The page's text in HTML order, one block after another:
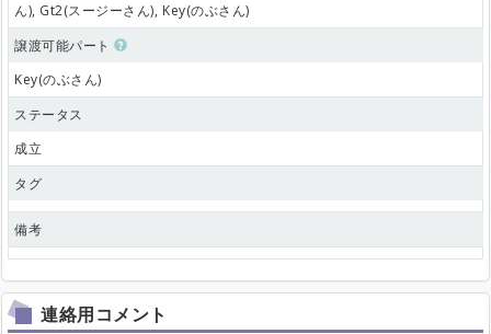
ん), Gt2(スージーさん), Key(のぶさん)
譲渡可能パート
Key(のぶさん)
ステータス
成立
タグ
備考
連絡用コメント